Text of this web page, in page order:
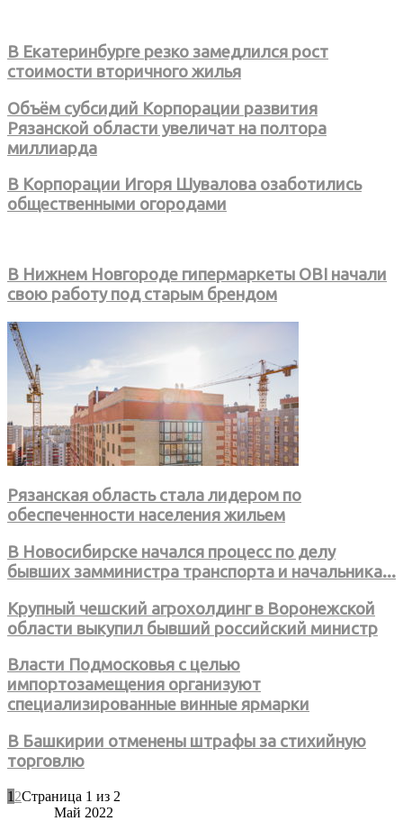
В Екатеринбурге резко замедлился рост
стоимости вторичного жилья
Объём субсидий Корпорации развития
Рязанской области увеличат на полтора
миллиарда
В Корпорации Игоря Шувалова озаботились
общественными огородами
В Нижнем Новгороде гипермаркеты OBI начали
свою работу под старым брендом
Рязанская область стала лидером по
обеспеченности населения жильем
В Новосибирске начался процесс по делу
бывших замминистра транспорта и начальника...
Крупный чешский агрохолдинг в Воронежской
области выкупил бывший российский министр
Власти Подмосковья с целью
импортозамещения организуют
специализированные винные ярмарки
В Башкирии отменены штрафы за стихийную
торговлю
1 2Страница 1 из 2
Май 2022